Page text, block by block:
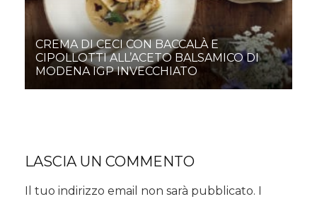
CREMA DI CECI CON BACCALÀ E
CIPOLLOTTI ALL’ACETO BALSAMICO DI
MODENA IGP INVECCHIATO
LASCIA UN COMMENTO
Il tuo indirizzo email non sarà pubblicato. I